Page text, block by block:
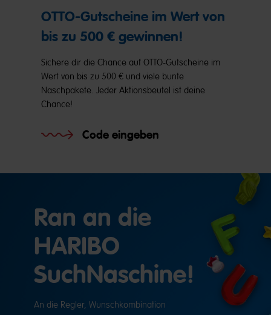
OTTO-Gutscheine im Wert von
bis zu 500 € gewinnen!
Sichere dir die Chance auf OTTO-Gutscheine im
Wert von bis zu 500 € und viele bunte
Naschpakete. Jeder Aktionsbeutel ist deine
Chance!
Code eingeben
Ran an die
HARIBO
SuchNaschine!
An die Regler, Wunschkombination